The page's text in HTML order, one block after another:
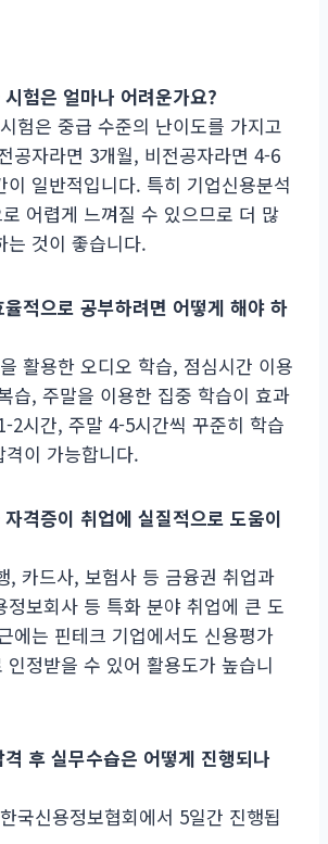
험은 얼마나 어려운가요?
험은 중급 수준의 난이도를 가지고
공자라면 3개월, 비전공자라면 4-6
이 일반적입니다. 특히 기업신용분석
어렵게 느껴질 수 있으므로 더 많
는 것이 좋습니다.
적으로 공부하려면 어떻게 해야 하
활용한 오디오 학습, 점심시간 이용
습, 주말을 이용한 집중 학습이 효과
2시간, 주말 4-5시간씩 꾸준히 학습
이 가능합니다.
격증이 취업에 실질적으로 도움이
, 카드사, 보험사 등 금융권 취업과
정보회사 등 특화 분야 취업에 큰 도
에는 핀테크 기업에서도 신용평가
인정받을 수 있어 활용도가 높습니
후 실무수습은 어떻게 진행되나
국신용정보협회에서 5일간 진행됩